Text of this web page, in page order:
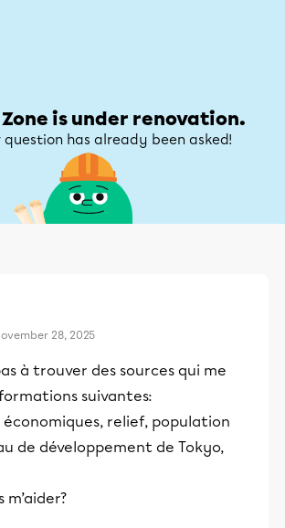
Zone is under renovation.
question has already been asked!
28, 2025
à trouver des sources qui me
suivantes:
relief, population
de développement de Tokyo,
m’aider?